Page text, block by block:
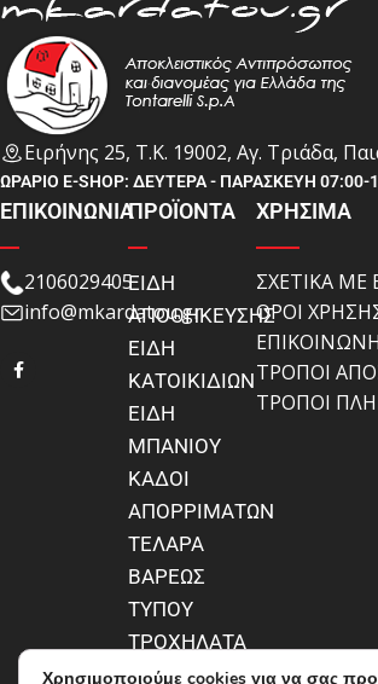
Ειρήνης 25, Τ.Κ. 19002, Αγ. Τριάδα,
ΩΡΑΡΙΟ E-SHOP: ΔΕΥΤΕΡΑ - ΠΑΡΑΣΚΕΥΗ 07:00-
ΕΠΙΚΟΙΝΩΝΙΑ
2106029405
info@mkardatou.gr
ΠΡΟΪΟΝΤΑ
ΕΙΔΗ
ΑΠΟΘΗΚΕΥΣΗΣ
ΕΙΔΗ
ΚΑΤΟΙΚΙΔΙΩΝ
ΕΙΔΗ
ΜΠΑΝΙΟΥ
ΚΑΔΟΙ
ΑΠΟΡΡΙΜΑΤΩΝ
ΤΕΛΑΡΑ
ΒΑΡΕΩΣ
ΤΥΠΟΥ
ΤΡΟΧΗΛΑΤΑ
ΜΠΑΟΥΛΑ
ΧΡΗΣΙΜΑ
ΣΧΕΤΙΚΑ ΜΕ
ΟΡΟΙ
ΤΡΟΠΟΙ
ΤΡΟΠΟΙ
Χρησιμοποιούμε cookies για να σας